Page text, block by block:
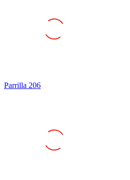
Parrilla 206